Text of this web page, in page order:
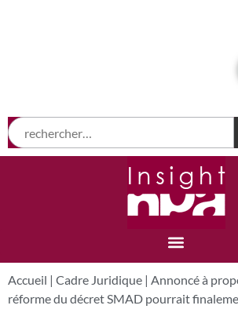
Accueil | Cadre Juridique | Annoncé à
réforme du décret SMAD pourrait